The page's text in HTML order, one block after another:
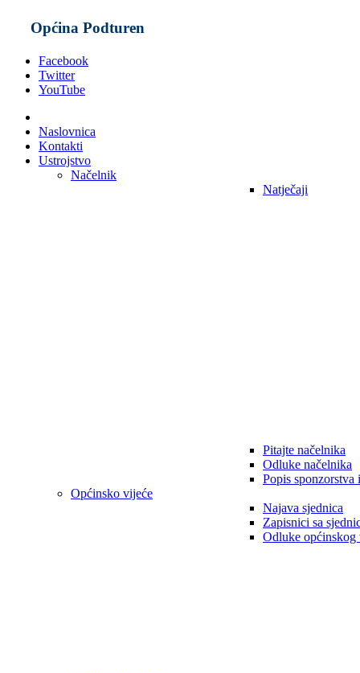
Općina Podturen
Facebook
Twitter
YouTube
Naslovnica
Kontakti
Ustrojstvo
Načelnik
Natječaji
Pitajte načelnika
Odluke načelnika
Popis sponzorstva
Općinsko vijeće
Najava sjednica
Zapisnici sa
Odluke općinskog